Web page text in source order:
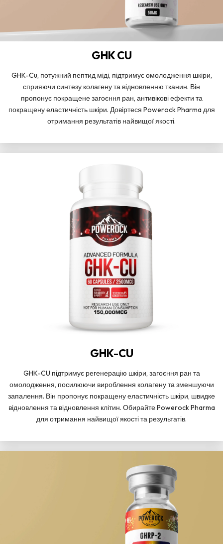
GHK CU
GHK-Cu, потужний пептид міді, підтримує омолодження шкіри,
сприяючи синтезу колагену та відновленню тканин. Він
пропонує покращене загоєння ран, антивікові ефекти та
покращену еластичність шкіри. Довіртеся Powerock Pharma для
отримання результатів найвищої якості.
GHK-CU
GHK-CU підтримує регенерацію шкіри, загоєння ран та
омолодження, посилюючи вироблення колагену та зменшуючи
запалення. Він пропонує покращену еластичність шкіри, швидке
відновлення та відновлення клітин. Обирайте Powerock Pharma
для отримання найвищої якості та результатів.